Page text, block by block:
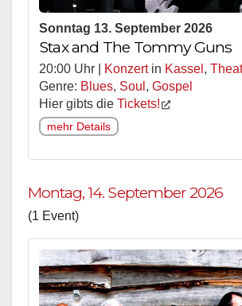
Sonntag 13. September 2026
Stax and The Tommy Guns
20:00 Uhr | Konzertin Kassel ,
Genre: Blues, Soul , Gospel
Hier gibts die Tickets!
mehr Details
Montag, 14. September 2026
(1 Event)